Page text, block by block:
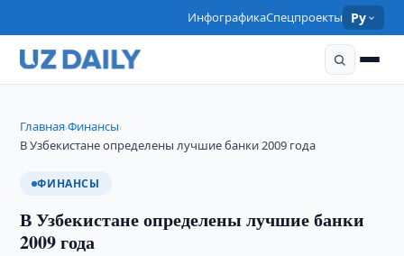
ИнфографикаСпецпроекты Ру
Главная›Финансы›
В Узбекистане определены лучшие банки 2009 года
ФИНАНСЫ
В Узбекистане определены лучшие банки
2009 года